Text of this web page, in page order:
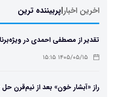
اخرین اخبار|پربیننده ترین
تقدیر از مصطفی احمدی در
۱۴۰۵/۰۵/۱۵ ۱۵:۱۵
راز «آبشار خون» بعد از نیم‌قرن